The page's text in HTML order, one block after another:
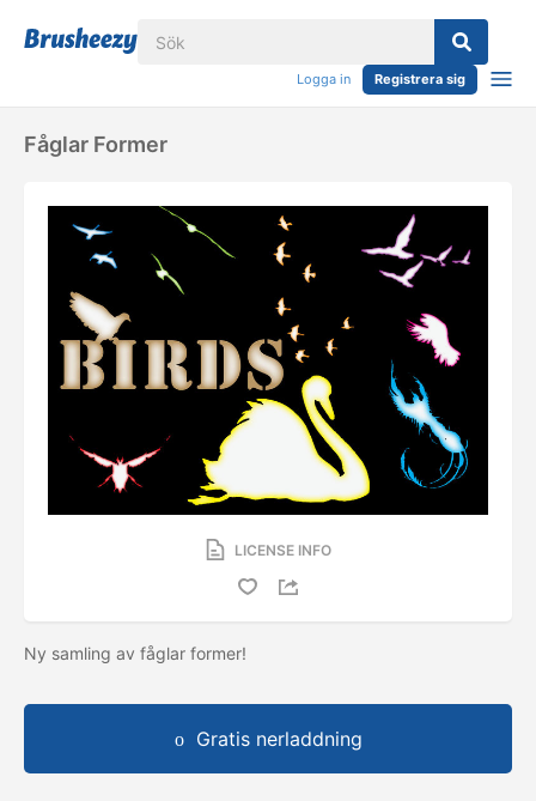
Logga in Registrera sig
Fåglar Former
LICENSE INFO
Ny samling av fåglar former!
Gratis nerladdning